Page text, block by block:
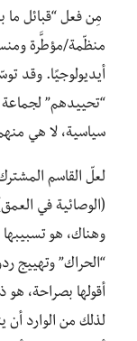
مِن فعل “قبائل ما
منظّمة/مؤطَّرة
أيديولوجيًا. وقد
“تحييدهم”
سياسية، لا هي
لعلّ القاسم
(الوصائية في
وهناك، هو
“الحراك” وتهييج
أقولها بصراحة،
لذلك من الوارد